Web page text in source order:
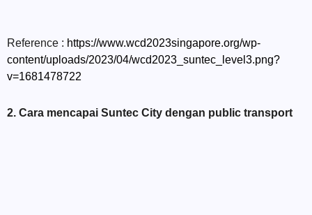
Reference : https://www.wcd2023singapore.org/wp-
content/uploads/2023/04/wcd2023_suntec_level3.png?
v=1681478722
2. Cara mencapai Suntec City dengan public transport